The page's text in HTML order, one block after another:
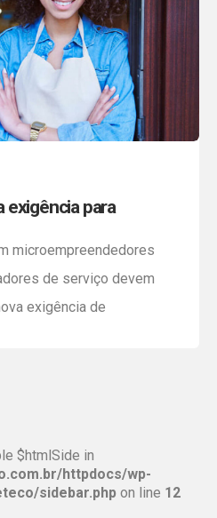
acessórias, […]
exigência para
microempreendedores
de serviço devem
exigência de
Cidadão, que tem
com os órgãos do
$htmlSide in
httpdocs/wp-
sidebar.php on line 12